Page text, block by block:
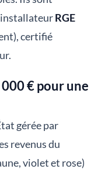
RGE
certifié
€ pour une
gérée par
revenus du
violet et rose)